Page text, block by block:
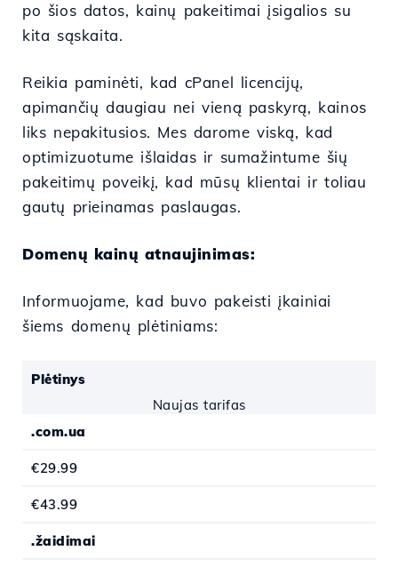
po šios datos, kainų pakeitimai įsigalios su
kita sąskaita.
Reikia paminėti, kad cPanel licencijų,
apimančių daugiau nei vieną paskyrą, kainos
liks nepakitusios. Mes darome viską, kad
optimizuotume išlaidas ir sumažintume šių
pakeitimų poveikį, kad mūsų klientai ir toliau
gautų prieinamas paslaugas.
Domenų kainų atnaujinimas:
Informuojame, kad buvo pakeisti įkainiai
šiems domenų plėtiniams:
Plėtinys
Naujas tarifas
.com.ua
€29.99
€43.99
.žaidimai